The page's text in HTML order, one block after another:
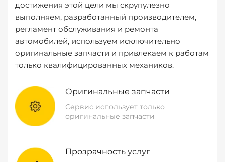
достижения этой цели мы скрупулезно
выполняем, разработанный производителем,
регламент обслуживания и ремонта
автомобилей, используем исключительно
оригинальные запчасти и привлекаем к работам
только квалифицированных механиков.
Оригинальные запчасти
Сервис использует только
оригинальные запчасти
Прозрачность услуг